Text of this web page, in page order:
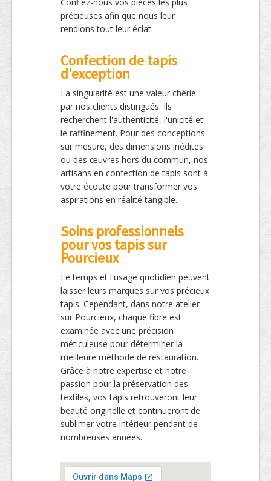
précieuses afin que nous leur
rendions tout leur éclat.
Confection de tapis
d'exception
La singularité est une valeur chérie
par nos clients distingués. Ils
recherchent l'authenticité, l'unicité et
le raffinement. Pour des conceptions
sur mesure, des dimensions inédites
ou des œuvres hors du commun, nos
artisans en confection de tapis sont à
votre écoute pour transformer vos
aspirations en réalité tangible.
Soins professionnels
pour vos tapis sur
Pourcieux
Le temps et l'usage quotidien peuvent
laisser leurs marques sur vos précieux
tapis. Cependant, dans notre atelier
sur Pourcieux, chaque fibre est
examinée avec une précision
méticuleuse pour déterminer la
meilleure méthode de restauration.
Grâce à notre expertise et notre
passion pour la préservation des
textiles, vos tapis retrouveront leur
beauté originelle et continueront de
sublimer votre intérieur pendant de
nombreuses années.